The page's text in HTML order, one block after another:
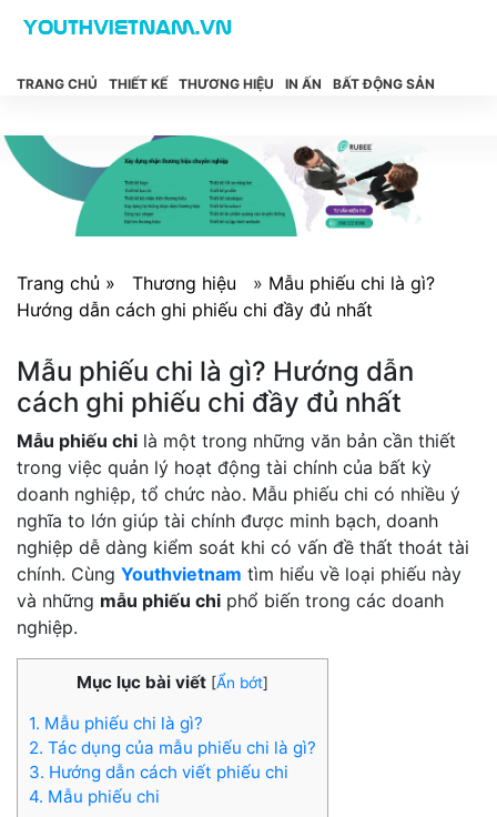
TRANG CHỦ THIẾT KẾ THƯƠNG HIỆU IN ẤN BẤT ĐỘNG SẢN
Trang chủ » Thương hiệu » Mẫu phiếu chi là gì?
Hướng dẫn cách ghi phiếu chi đầy đủ nhất
Mẫu phiếu chi là gì? Hướng dẫn
cách ghi phiếu chi đầy đủ nhất
Mẫu phiếu chi là một trong những văn bản cần thiết
trong việc quản lý hoạt động tài chính của bất kỳ
doanh nghiệp, tổ chức nào. Mẫu phiếu chi có nhiều ý
nghĩa to lớn giúp tài chính được minh bạch, doanh
nghiệp dễ dàng kiểm soát khi có vấn đề thất thoát tài
chính. Cùng Youthvietnam tìm hiểu về loại phiếu này
và những mẫu phiếu chi phổ biến trong các doanh
nghiệp.
Mục lục bài viết [Ẩn bớt]
1. Mẫu phiếu chi là gì?
2. Tác dụng của mẫu phiếu chi là gì?
3. Hướng dẫn cách viết phiếu chi
4. Mẫu phiếu chi